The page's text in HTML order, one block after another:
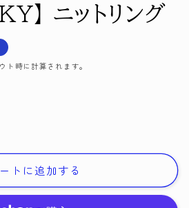
】 ニットリング
ト時に計算されます。
トに追加する